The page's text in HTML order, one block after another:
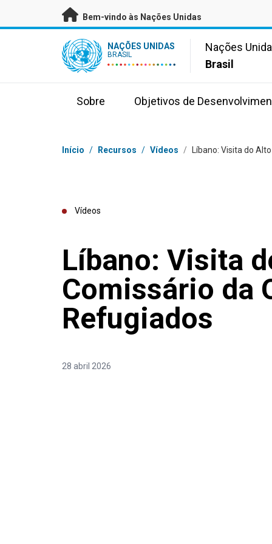
Saltar para conteúdo principal
Bem-vindo às Nações Unidas
UN Logo NAÇÕES UNIDAS
BRASIL
Nações
Brasil
Sobre Objetivos de
Navegação
Início / Recursos / Vídeos / Líbano: Visita do
Vídeos
Líbano: Visita
Comissário da
Refugiados
28 abril 2026